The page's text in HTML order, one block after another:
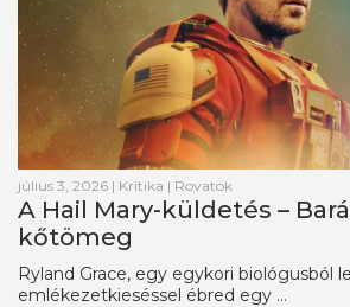
július 3, 2026 | Kritika | Rovatok
A Hail Mary-küldetés –
kőtömeg
Ryland Grace, egy egykori biológusból
emlékezetkieséssel ébred egy ...